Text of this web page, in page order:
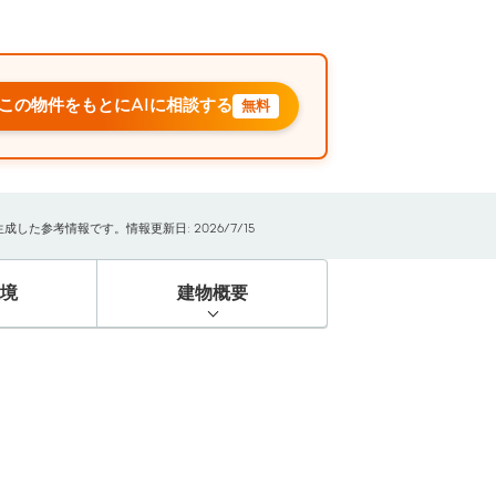
の物件をもとにAIに相談する 無料
した参考情報です。情報更新日: 2026/7/15
建物概要